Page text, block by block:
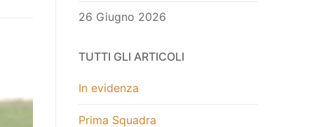
26 Giugno 2026
TUTTI GLI ARTICOLI
In evidenza
Prima Squadra